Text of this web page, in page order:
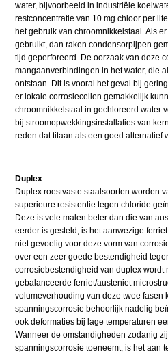
water, bijvoorbeeld in industriële
restconcentratie van 10 mg chloor per
het gebruik van chroomnikkelstaal. Als
gebruikt, dan raken condensorpijpen
tijd geperforeerd. De oorzaak van deze
mangaanverbindingen in het water, die
ontstaan. Dit is vooral het geval bij
er lokale corrosiecellen gemakkelijk
chroomnikkelstaal in gechloreerd water
bij stroomopwekkingsinstallaties van
reden dat titaan als een goed alternatief
Duplex
Duplex roestvaste staalsoorten worden
superieure resistentie tegen chloride
Deze is vele malen beter dan die van
eerder is gesteld, is het aanwezige
niet gevoelig voor deze vorm van
over een zeer goede bestendigheid
corrosiebestendigheid van duplex wordt
gebalanceerde ferriet/austeniet
volumeverhouding van deze twee fasen
spanningscorrosie behoorlijk nadelig
ook deformaties bij lage temperaturen
Wanneer de omstandigheden zodanig
spanningscorrosie toeneemt, is het aan